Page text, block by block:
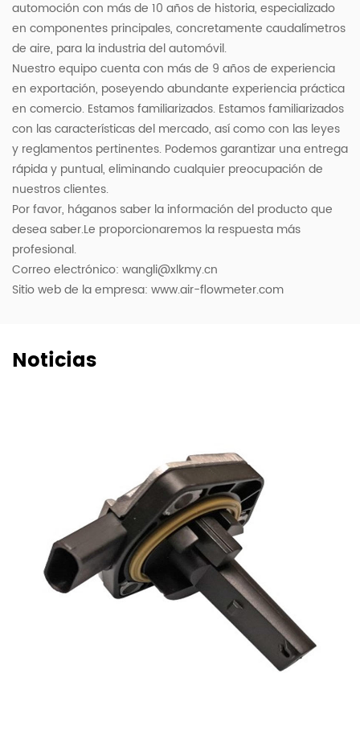
automoción con más de 10 años de historia, especializado
en componentes principales, concretamente caudalímetros
de aire, para la industria del automóvil.
Nuestro equipo cuenta con más de 9 años de experiencia
en exportación, poseyendo abundante experiencia práctica
en comercio. Estamos familiarizados. Estamos familiarizados
con las características del mercado, así como con las leyes
y reglamentos pertinentes. Podemos garantizar una entrega
rápida y puntual, eliminando cualquier preocupación de
nuestros clientes.
Por favor, háganos saber la información del producto que
desea saber.Le proporcionaremos la respuesta más
profesional.
Correo electrónico: wangli@xlkmy.cn
Sitio web de la empresa: www.air-flowmeter.com
Noticias